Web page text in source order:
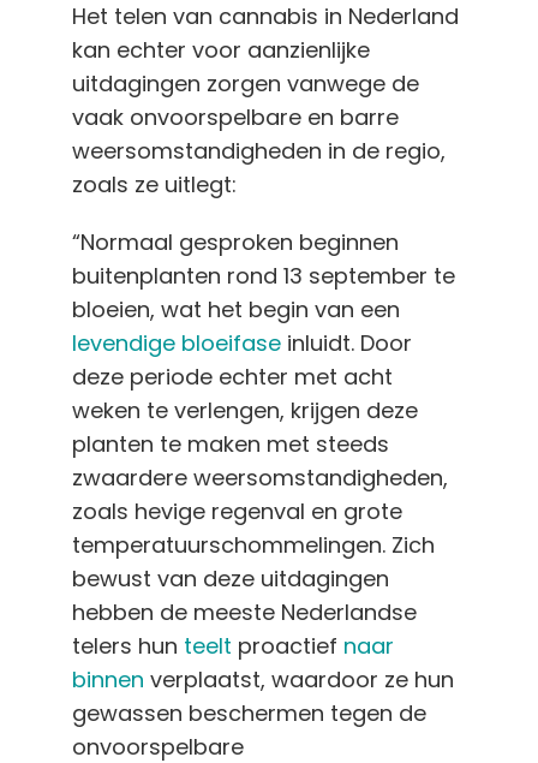
Het telen van cannabis in Nederland
kan echter voor aanzienlijke
uitdagingen zorgen vanwege de
vaak onvoorspelbare en barre
weersomstandigheden in de regio,
zoals ze uitlegt:
“Normaal gesproken beginnen
buitenplanten rond 13 september te
bloeien, wat het begin van een
levendige bloeifase inluidt. Door
deze periode echter met acht
weken te verlengen, krijgen deze
planten te maken met steeds
zwaardere weersomstandigheden,
zoals hevige regenval en grote
temperatuurschommelingen. Zich
bewust van deze uitdagingen
hebben de meeste Nederlandse
telers hun teelt proactief naar
binnen verplaatst, waardoor ze hun
gewassen beschermen tegen de
onvoorspelbare